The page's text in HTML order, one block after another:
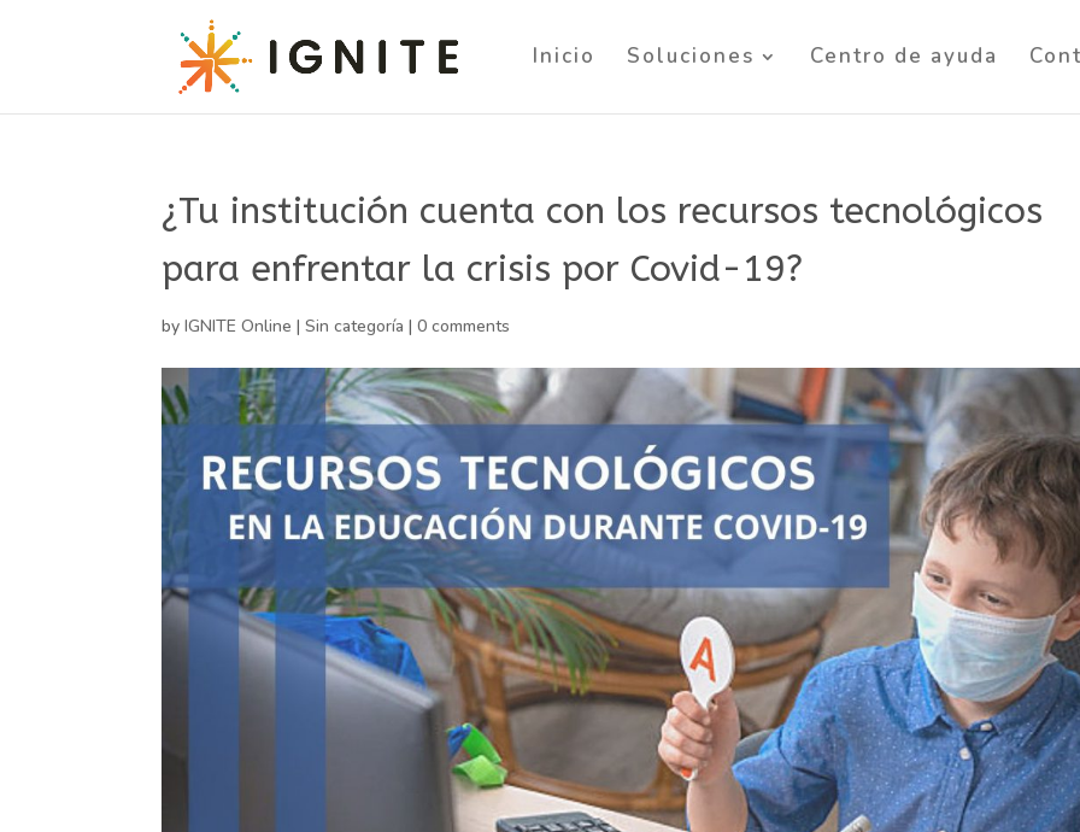
Inicio Soluciones Centro de ayuda
¿Tu institución cuenta con los recursos tecnológicos
para enfrentar la crisis por Covid-19?
byIGNITE Online |Sin categoría |0 comments